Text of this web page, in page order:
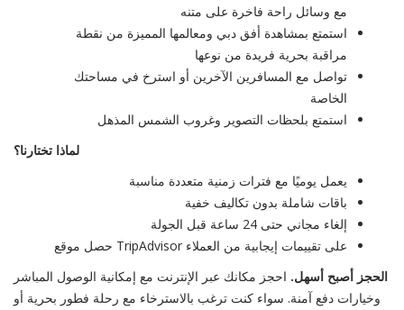
مع وسائل راحة فاخرة على متنه
استمتع بمشاهدة أفق دبي ومعالمها المميزة من نقطة
مراقبة بحرية فريدة من نوعها
تواصل مع المسافرين الآخرين أو استرخ في مساحتك
الخاصة
استمتع بلحظات التصوير وغروب الشمس المذهل
لماذا تختارنا؟
يعمل يوميًا مع فترات زمنية متعددة مناسبة
باقات شاملة بدون تكاليف خفية
إلغاء مجاني حتى 24 ساعة قبل الجولة
حصل موقع TripAdvisor على تقييمات إيجابية من العملاء
الحجز أصبح أسهل. احجز مكانك عبر الإنترنت مع إمكانية الوصول المباشر
وخيارات دفع آمنة. سواء كنت ترغب بالاسترخاء مع رحلة فطور بحرية أو